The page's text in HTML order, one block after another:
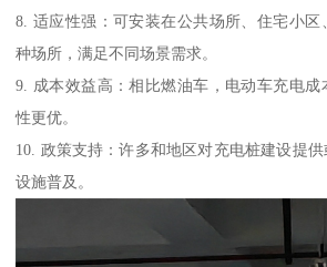
8. 适应性强：可安装在公共场所、住宅小区
种场所，满足不同场景需求。
9. 成本效益高：相比燃油车，电动车充电
性更优。
10. 政策支持：许多和地区对充电桩建设提
设施普及。